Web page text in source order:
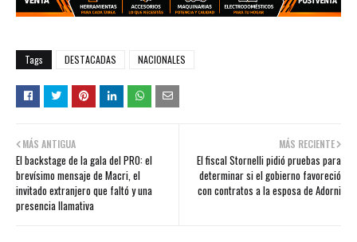
Tags DESTACADAS NACIONALES
MÁS RECIENTE
El fiscal Stornelli pidió pruebas para
determinar si el gobierno favoreció
con contratos a la esposa de Adorni
MÁS ANTIGUA
El backstage de la gala del PRO: el
brevísimo mensaje de Macri, el
invitado extranjero que faltó y una
presencia llamativa